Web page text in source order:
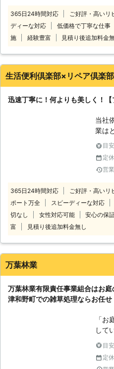
い時
業に
かり
業を
がか
うな
べて
本全
りま
いで
稼働
迅速
惑に
供し
い。 空地やお庭はもとより、駐車場
どの
365日24時間対応 ご好評・高いリ
ディーな対応
低価格で丁寧な仕事
施
経験豊富 見積り後追加料金
生活便利倶楽部×リペア倶楽部
迅速丁寧に！何よりも美しく！【
当社
業は
とリ
ます
刈り
目
定
営
365日24時間対応 ご好評・高いリ
ポート万全
スピーディーな対応
切なし
女性対応可能 安心の保
富
見積り後追加料金無し
万葉林業
万葉林業有限責任事業組合はお
津和野町での雑草処理ならお任せ
「
して
用し
った
目
定